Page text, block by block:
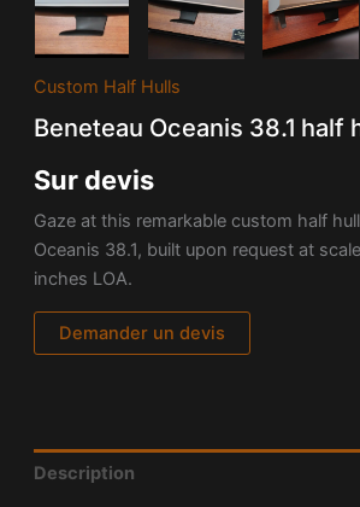
Custom Half Hulls
Beneteau Oceanis 38.1 half
Sur devis
Gaze at this remarkable custom half
Oceanis 38.1, built upon request at
inches LOA.
Demander un devis
Description